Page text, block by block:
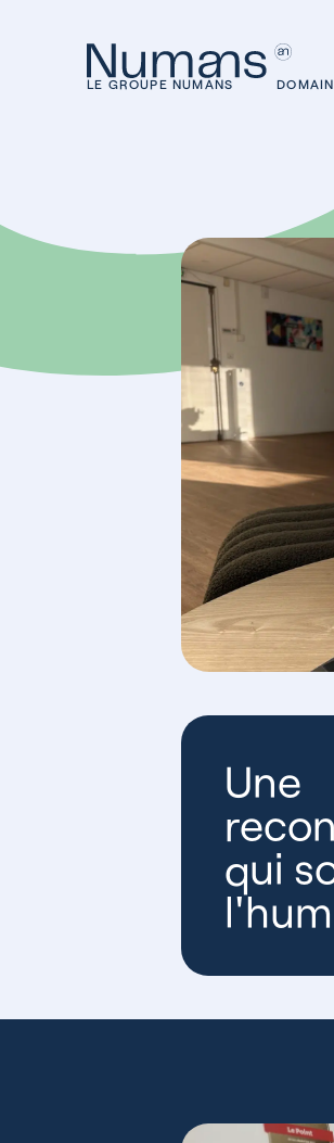
LE GROUPE NUMANS
Une
qui